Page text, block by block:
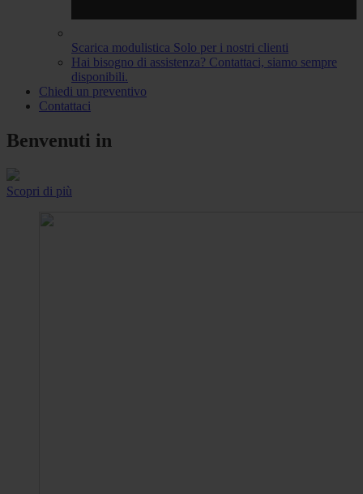
Scarica modulistica Solo per i nostri clienti
Hai bisogno di assistenza? Contattaci, siamo sempre
disponibili.
Chiedi un preventivo
Contattaci
Benvenuti in
Scopri di più